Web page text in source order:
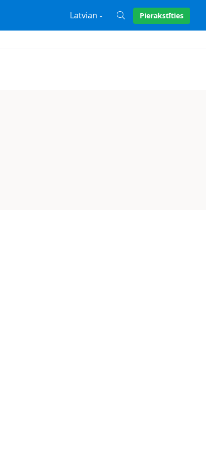
Latvian Pierakstīties